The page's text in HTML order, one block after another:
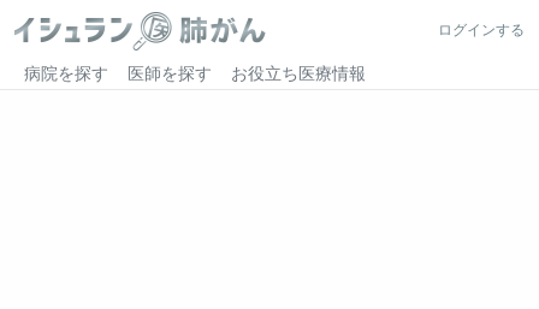
ログインする
病院を探す 医師を探す お役立ち医療情報